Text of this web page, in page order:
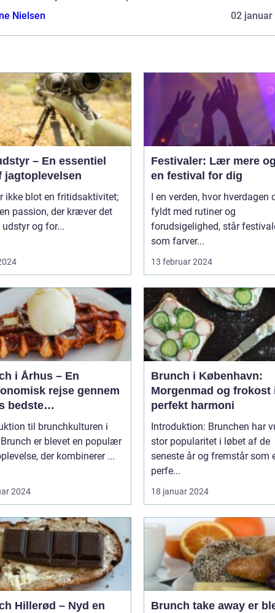
Nielsen
02 januar
– En essentiel
jagtoplevelsen
ikke blot en fritidsaktivitet;
passion, der kræver det
og for...
Festivaler: Lær mere
en festival for dig
I en verden, hvor hverdagen
fyldt med rutiner og
forudsigelighed, står
som farver...
13 februar 2024
i Århus – En
rejse gennem
bedste
til brunchkulturen i
der kombinerer ...
2024
Brunch i København:
Morgenmad og frokost
perfekt harmoni
Introduktion: Brunchen har
stor popularitet i løbet af de
seneste år og fremstår som
perfe...
18 januar 2024
Hillerød – Nyd en
Brunch take away er